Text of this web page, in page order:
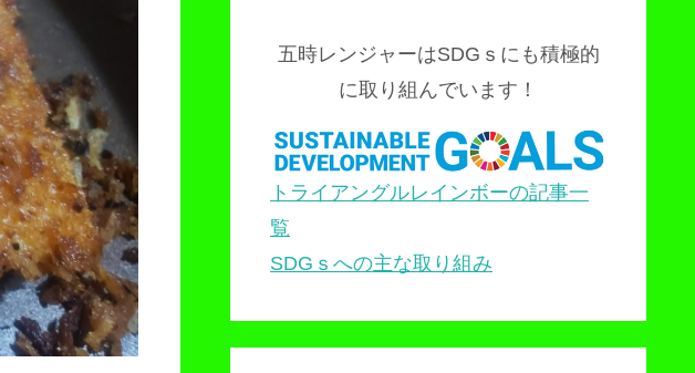
五時レンジャーはSDGｓにも積極的
に取り組んでいます！
トライアングルレインボーの記事一
覧
SDGｓへの主な取り組み